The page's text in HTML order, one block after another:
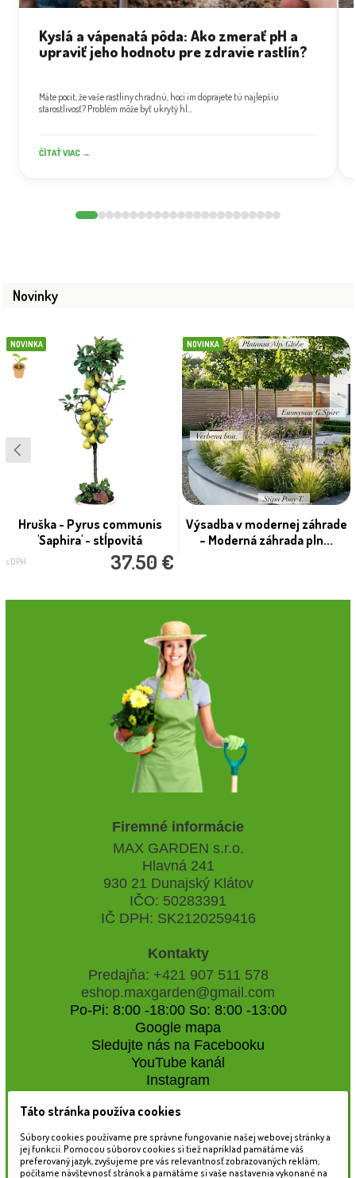
Kyslá a vápenatá pôda: Ako zmerať pH a
upraviť jeho hodnotu pre zdravie rastlín?
Máte pocit, že vaše rastliny chradnú, hoci im doprajete tú najlepšiu
starostlivosť? Problém môže byť ukrytý hl...
ČÍTAŤ VIAC →
Novinky
NOVINKA
Hruška - Pyrus communis
'Saphira' - stĺpovitá
s DPH 37.50 €
NOVINKA
Výsadba v modernej záhrade
– Moderná záhrada pln...
Firemné informácie
MAX GARDEN s.r.o.
Hlavná 241
930 21 Dunajský Klátov
IČO: 50283391
IČ DPH: SK2120259416
Kontakty
Predajňa: +421 907 511 578
eshop.maxgarden@gmail.com
Po-Pi: 8:00 -18:00 So: 8:00 -13:00
Google mapa
Sledujte nás na Facebooku
YouTube kanál
Instagram
Naše záhradné centrum
Táto stránka používa cookies
Súbory cookies používame pre správne fungovanie našej webovej stránky a
jej funkcií. Pomocou súborov cookies si tiež napríklad pamätáme váš
preferovaný jazyk, zvyšujeme pre vás relevantnosť zobrazovaných reklám,
počítame návštevnosť stránok a pamätáme si vaše nastavenia vykonané na